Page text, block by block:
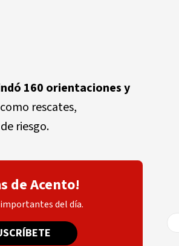
160 orientaciones y
rescates,
riesgo.
de Acento!
del día.